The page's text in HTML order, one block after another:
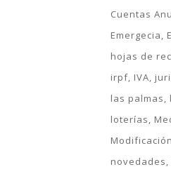
Cuentas
Emergecia
hojas de
irpf IVA
las palmas
loterías
novedades